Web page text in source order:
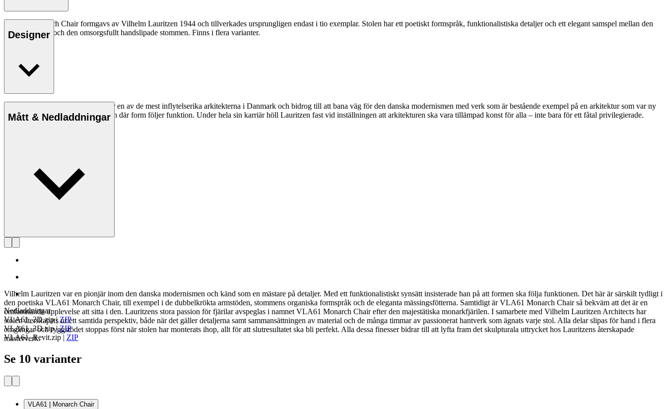
VLA61 Monarch Chair formgavs av Vilhelm Lauritzen 1944 och tillverkades ursprungligen endast i tio exemplar. Stolen har ett poetiskt formspråk, funktionalistiska detaljer och ett elegant samspel mellan den
mjuka klädseln och den omsorgsfullt handslipade stommen. Finns i flera varianter.
Designer
Vilhelm Lauritzen (1894–1984) var en av de mest inflytelserika arkitekterna i Danmark och bidrog till att bana väg för den danska modernismen med verk som är bestående exempel på en arkitektur som var ny
och revolutionerande för sin tid, och där form följer funktion. Under hela sin karriär höll Lauritzen fast vid inställningen att arkitekturen ska vara tillämpad konst för alla – inte bara för ett fåtal privilegierade.
Mått & Nedladdningar
Nedladdningar
VLA61_2D.zip|ZIP
VLA61_3D.zip|ZIP
VLA61_Revit.zip | ZIP
Vilhelm Lauritzen var en pionjär inom den danska modernismen och känd som en mästare på detaljer. Med ett funktionalistiskt synsätt insisterade han på att formen ska följa funktionen. Det här är särskilt tydligt i
den poetiska VLA61 Monarch Chair, till exempel i de dubbelkrökta armstöden, stommens organiska formspråk och de eleganta mässingsfötterna. Samtidigt är VLA61 Monarch Chair så bekväm att det är en
omfamnande upplevelse att sitta i den. Lauritzens stora passion för fjärilar avspeglas i namnet VLA61 Monarch Chair efter den majestätiska monarkfjärilen. I samarbete med Vilhelm Lauritzen Architects har
stolen återskapats ur ett samtida perspektiv, både när det gäller detaljerna samt sammansättningen av material och de många timmar av passionerat hantverk som ägnats varje stol. Alla delar slipas för hand i flera
omgångar och ryggstödet stoppas först när stolen har monterats ihop, allt för att slutresultatet ska bli perfekt. Alla dessa finesser bidrar till att lyfta fram det skulpturala uttrycket hos Lauritzens återskapade
mästerverk.
Se 10 varianter
VLA61 | Monarch Chair